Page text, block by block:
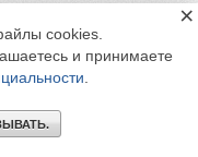
cookies.
и принимаете
×